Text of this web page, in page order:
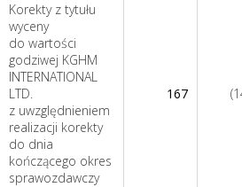
Korekty z tytułu
wyceny
do wartości
godziwej KGHM
INTERNATIONAL
LTD.
z uwzględnieniem
realizacji korekty
do dnia
kończącego okres
sprawozdawczy
167